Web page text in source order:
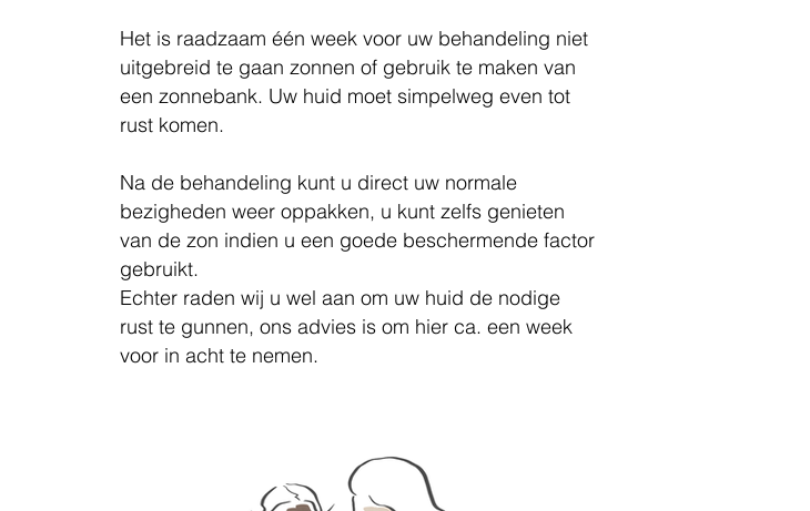
Het is raadzaam één week voor uw behandeling niet
uitgebreid te gaan zonnen of gebruik te maken van
een zonnebank. Uw huid moet simpelweg even tot
rust komen.
Na de behandeling kunt u direct uw normale
bezigheden weer oppakken, u kunt zelfs genieten
van de zon indien u een goede beschermende factor
gebruikt.
Echter raden wij u wel aan om uw huid de nodige
rust te gunnen, ons advies is om hier ca. een week
voor in acht te nemen.